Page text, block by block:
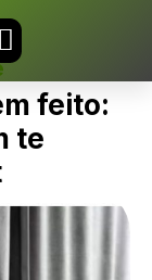
feito:
te